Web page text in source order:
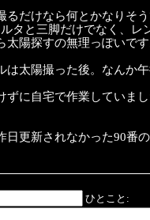
るだけなら何とかなりそ
タと三脚だけでなく、レ
太陽探すの無理っぽいです
は太陽撮った後。なんか
ずに自宅で作業していまし
日更新されなかった90番
ひとこと: